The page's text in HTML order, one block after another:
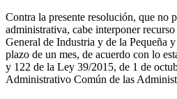
Contra la presente resolución, que no
administrativa, cabe interponer
General de Industria y de la Pequeña
plazo de un mes, de acuerdo con lo
y 122 de la Ley 39/2015, de 1 de
Administrativo Común de las